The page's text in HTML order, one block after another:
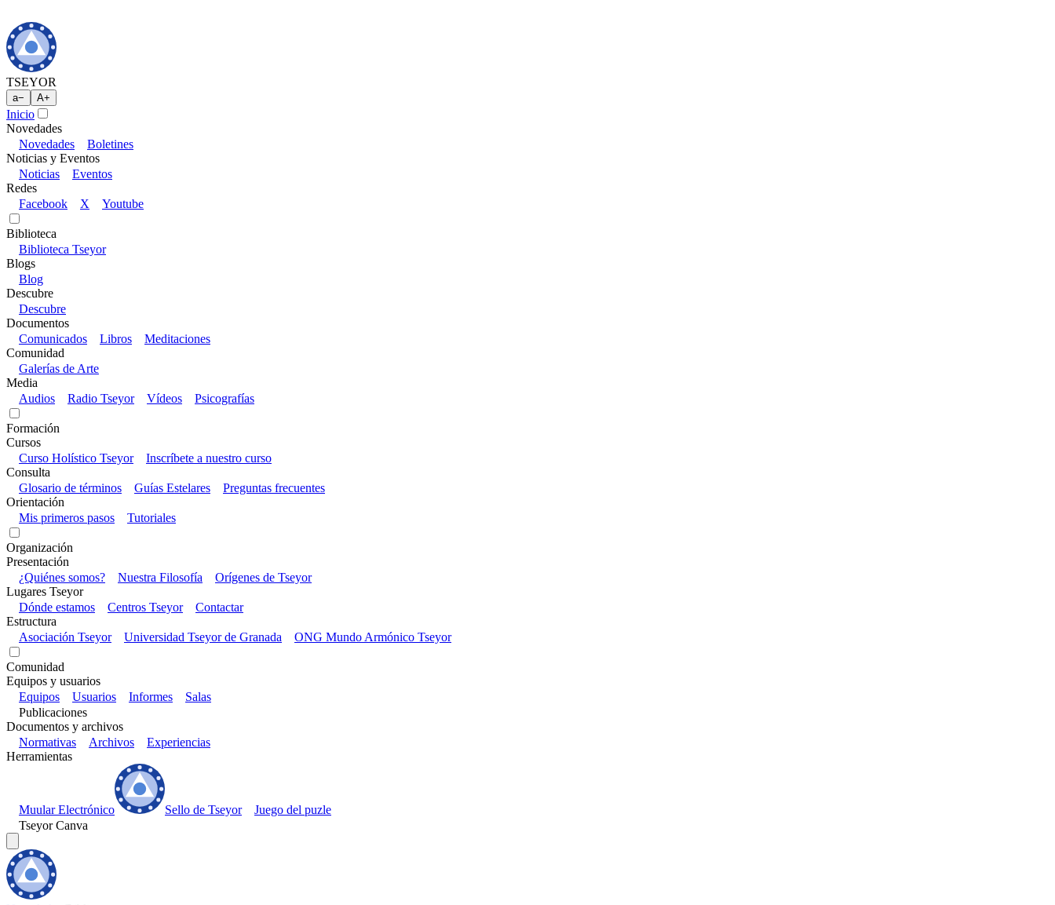
TSEYOR
a− A+
Inicio
Novedades
Novedades
Boletines
Noticias y Eventos
Noticias
Eventos
Redes
Facebook
X Youtube
Biblioteca
Biblioteca Tseyor
Blogs
Blog
Descubre
Descubre
Documentos
Comunicados
Libros
Meditaciones
Comunidad
Galerías de Arte
Media
Audios
Radio Tseyor Vídeos Psicografías
Formación
Cursos
Curso Holístico Tseyor
Inscríbete a nuestro curso
Consulta
Glosario de términos
Guías Estelares
Preguntas frecuentes
Orientación
Mis primeros pasos
Tutoriales
Organización
Presentación
¿Quiénes somos?
Nuestra Filosofía
Orígenes de Tseyor
Lugares Tseyor
Dónde estamos
Centros Tseyor
Contactar
Estructura
Asociación Tseyor
Universidad Tseyor de Granada ONG Mundo Armónico Tseyor
Comunidad
Equipos y usuarios
Equipos
Usuarios Informes
Salas
Publicaciones
Documentos y archivos
Normativas
Archivos
Experiencias
Herramientas
Muular Electrónico Sello de Tseyor
Juego del puzle
Tseyor Canva